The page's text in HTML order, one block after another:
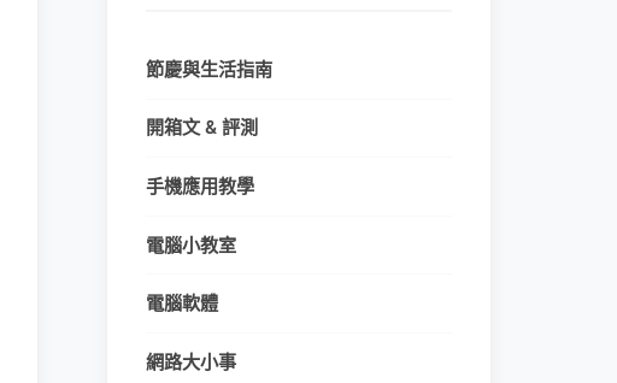
節慶與生活指南
開箱文 & 評測
手機應用教學
電腦小教室
電腦軟體
網路大小事